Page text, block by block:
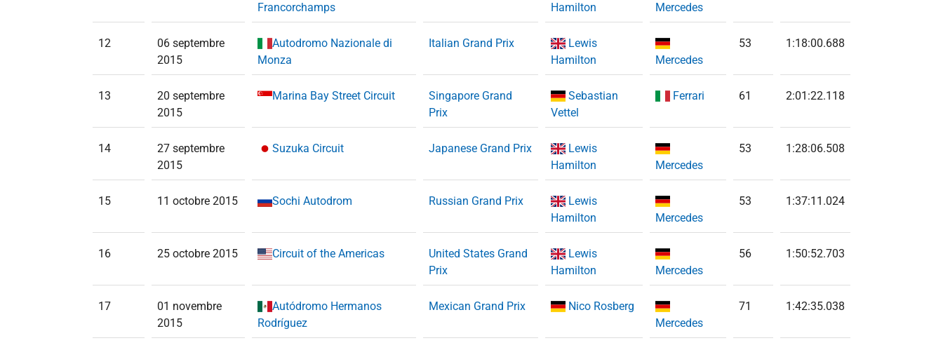
Francorchamps
Hamilton
Mercedes
12
06 septembre
2015
Autodromo Nazionale di
Monza
Italian Grand Prix
Lewis
Hamilton
Mercedes
53 1:18:00.688
13
20 septembre
2015
Marina Bay Street Circuit
Singapore Grand
Prix
Sebastian
Vettel
Ferrari 61 2:01:22.118
14
27 septembre
2015
Suzuka Circuit Japanese Grand Prix
Lewis
Hamilton
Mercedes
53 1:28:06.508
15 11 octobre 2015 Sochi Autodrom Russian Grand Prix
Lewis
Hamilton
Mercedes
53 1:37:11.024
16 25 octobre 2015 Circuit of the Americas
United States Grand
Prix
Lewis
Hamilton
Mercedes
56 1:50:52.703
17
01 novembre
2015
Autódromo Hermanos
Rodríguez
Mexican Grand Prix
Nico Rosberg
Mercedes
71 1:42:35.038